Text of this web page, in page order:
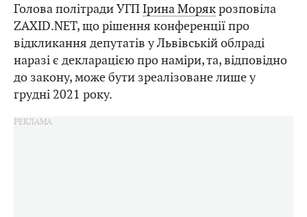
Голова політради УГПІрина Морякрозповіла
ZAXID.NET, що рішення конференції про
відкликання депутатів у Львівській облраді
наразі є декларацією про наміри, та, відповідно
до закону, може бути зреалізоване лише у
грудні 2021 року.